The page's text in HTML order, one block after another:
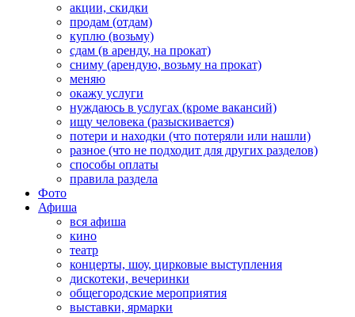
акции, скидки
продам (отдам)
куплю (возьму)
сдам (в аренду, на прокат)
сниму (арендую, возьму на прокат)
меняю
окажу услуги
нуждаюсь в услугах (кроме вакансий)
ищу человека (разыскивается)
потери и находки (что потеряли или нашли)
разное (что не подходит для других разделов)
способы оплаты
правила раздела
Фото
Афиша
вся афиша
кино
театр
концерты, шоу, цирковые выступления
дискотеки, вечеринки
общегородские мероприятия
выставки, ярмарки